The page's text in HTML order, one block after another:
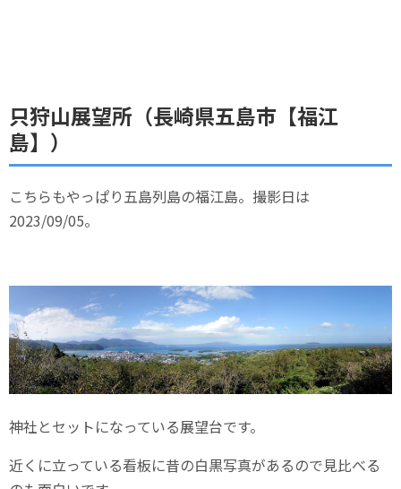
只狩山展望所（長崎県五島市【福江
島】）
こちらもやっぱり五島列島の福江島。撮影日は
2023/09/05。
神社とセットになっている展望台です。
近くに立っている看板に昔の白黒写真があるので見比べる